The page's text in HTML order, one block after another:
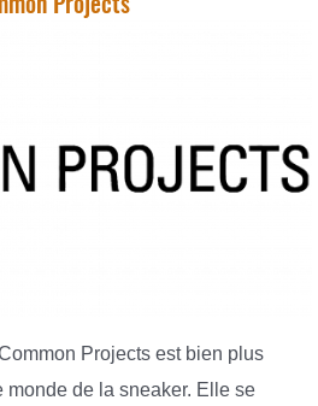
Projects est bien plus
monde de la sneaker. Elle se